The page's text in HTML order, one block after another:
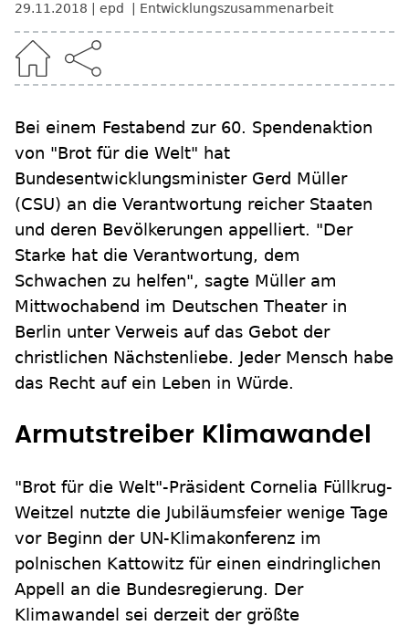
29.11.2018 epd Entwicklungszusammenarbeit
Bei einem Festabend zur 60. Spendenaktion
von "Brot für die Welt" hat
Bundesentwicklungsminister Gerd Müller
(CSU) an die Verantwortung reicher Staaten
und deren Bevölkerungen appelliert. "Der
Starke hat die Verantwortung, dem
Schwachen zu helfen", sagte Müller am
Mittwochabend im Deutschen Theater in
Berlin unter Verweis auf das Gebot der
christlichen Nächstenliebe. Jeder Mensch habe
das Recht auf ein Leben in Würde.
Armutstreiber Klimawandel
"Brot für die Welt"-Präsident Cornelia Füllkrug-
Weitzel nutzte die Jubiläumsfeier wenige Tage
vor Beginn der UN-Klimakonferenz im
polnischen Kattowitz für einen eindringlichen
Appell an die Bundesregierung. Der
Klimawandel sei derzeit der größte